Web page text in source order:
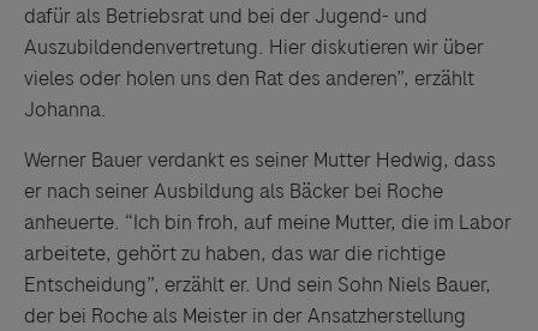
dafür als Betriebsrat und bei der Jugend- und
Auszubildendenvertretung. Hier diskutieren wir über
vieles oder holen uns den Rat des anderen”, erzählt
Johanna.
Werner Bauer verdankt es seiner Mutter Hedwig, dass
er nach seiner Ausbildung als Bäcker bei Roche
anheuerte. “Ich bin froh, auf meine Mutter, die im Labor
arbeitete, gehört zu haben, das war die richtige
Entscheidung”, erzählt er. Und sein Sohn Niels Bauer,
der bei Roche als Meister in der Ansatzherstellung